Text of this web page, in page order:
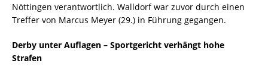
Nöttingen verantwortlich. Walldorf war zuvor durch einen
Treffer von Marcus Meyer (29.) in Führung gegangen.
Derby unter Auflagen – Sportgericht verhängt hohe
Strafen